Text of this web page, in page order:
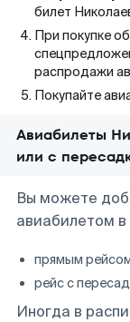
билет
При покупке
распродажи
Покупайте
Авиабилеты
или с
Вы можете
авиабилетом
прямым
рейс с
Иногда в